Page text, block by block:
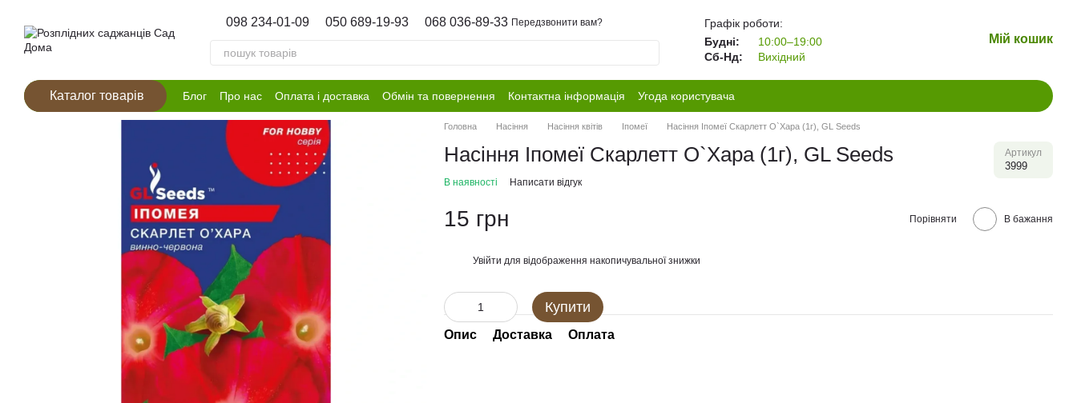
098 234-01-09 050 689-19-93 068 036-89-33 Передзвонити вам?
Графік роботи:
Будні:
10:00–19:00
Сб-Нд:
Вихідний
Мій кошик
Каталог товарів Блог Про нас Оплата і доставка Обмін та повернення Контактна інформація Угода користувача
Головна Насіння Насіння квітів Іпомеї Насіння Іпомеї Скарлетт О`Хара (1г), GL Seeds
Насіння Іпомеї Скарлетт О`Хара (1г), GL Seeds Артикул
3999
В наявності Написати відгук
15 грн Порівняти В бажання
Увійти для відображення накопичувальної знижки
Купити
Опис Доставка Оплата